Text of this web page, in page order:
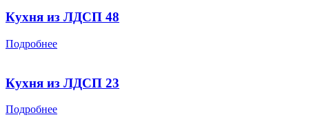
Кухня из ЛДСП 48
Подробнее
Кухня из ЛДСП 23
Подробнее